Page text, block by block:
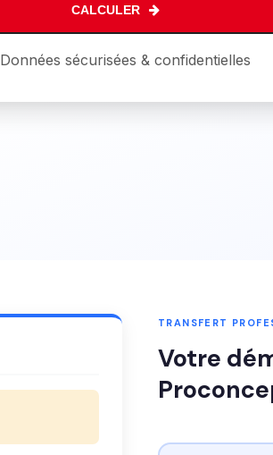
CALCULER
Données sécurisées & confidentielles
TRANSFERT
Votre